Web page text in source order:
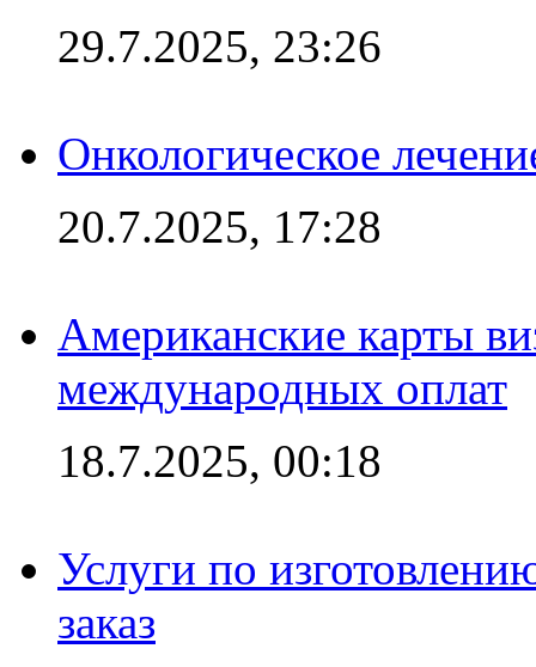
29.7.2025, 23:26
Онкологическое
20.7.2025, 17:28
Американские карты
международных оплат
18.7.2025, 00:18
Услуги по
заказ